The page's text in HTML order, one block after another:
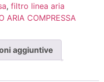
, filtro linea aria
ARIA COMPRESSA
aggiuntive